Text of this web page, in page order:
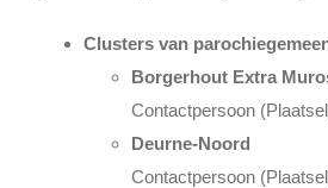
Clusters van
Borgerhout Extra
Contactpersoon
Deurne-Noord
Contactpersoon